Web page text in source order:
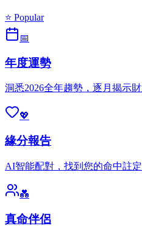
⭐ Popular
📅
年度運勢
洞悉2026全年趨勢，逐月揭示
💖
緣分報告
AI智能配對，找到您的命中註定
💑
真命伴侶